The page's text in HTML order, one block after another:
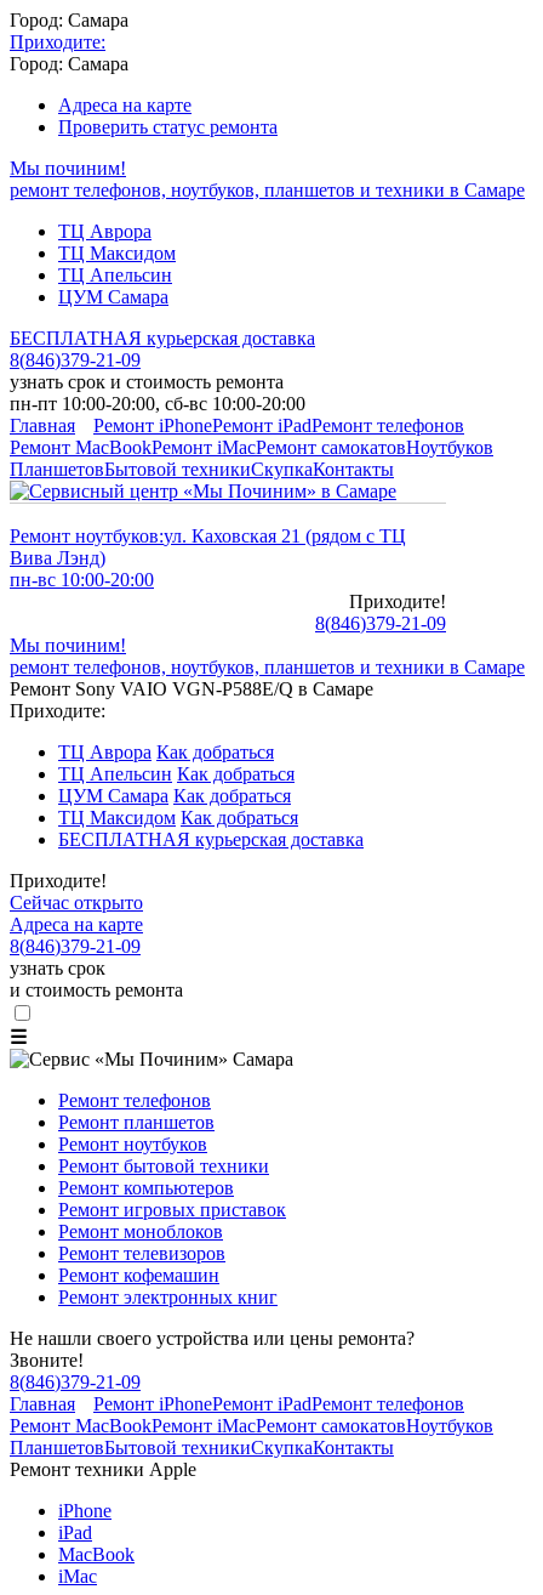
Город: Самара
Приходите:
Город: Самара
Адреса на карте
Проверить статус ремонта
Мы починим!
ремонт телефонов, ноутбуков, планшетов и техники в Самаре
ТЦ Аврора
ТЦ Максидом
ТЦ Апельсин
ЦУМ Самара
БЕСПЛАТНАЯ курьерская доставка
8(846)379-21-09
узнать срок и стоимость ремонта
пн-пт 10:00-20:00, сб-вс 10:00-20:00
Главная
Ремонт iPhoneРемонт iPadРемонт телефонов
Ремонт MacBookРемонт iMacРемонт самокатовНоутбуков
ПланшетовБытовой техникиСкупкаКонтакты
Ремонт ноутбуков:ул. Каховская 21 (рядом с ТЦ
Вива Лэнд)
пн-вс 10:00-20:00
Приходите!
8(846)379-21-09
Мы починим!
ремонт телефонов, ноутбуков, планшетов и техники в Самаре
Ремонт Sony VAIO VGN-P588E/Q в Самаре
Приходите:
ТЦ Аврора Как добраться
ТЦ Апельсин Как добраться
ЦУМ Самара Как добраться
ТЦ Максидом Как добраться
БЕСПЛАТНАЯ курьерская доставка
Приходите!
Сейчас открыто
Адреса на карте
8(846)379-21-09
узнать срок
и стоимость ремонта
☰
Ремонт телефонов
Ремонт планшетов
Ремонт ноутбуков
Ремонт бытовой техники
Ремонт компьютеров
Ремонт игровых приставок
Ремонт моноблоков
Ремонт телевизоров
Ремонт кофемашин
Ремонт электронных книг
Не нашли своего устройства или цены ремонта?
Звоните!
8(846)379-21-09
Главная
Ремонт iPhoneРемонт iPadРемонт телефонов
Ремонт MacBookРемонт iMacРемонт самокатовНоутбуков
ПланшетовБытовой техникиСкупкаКонтакты
Ремонт техники Apple
iPhone
iPad
MacBook
iMac